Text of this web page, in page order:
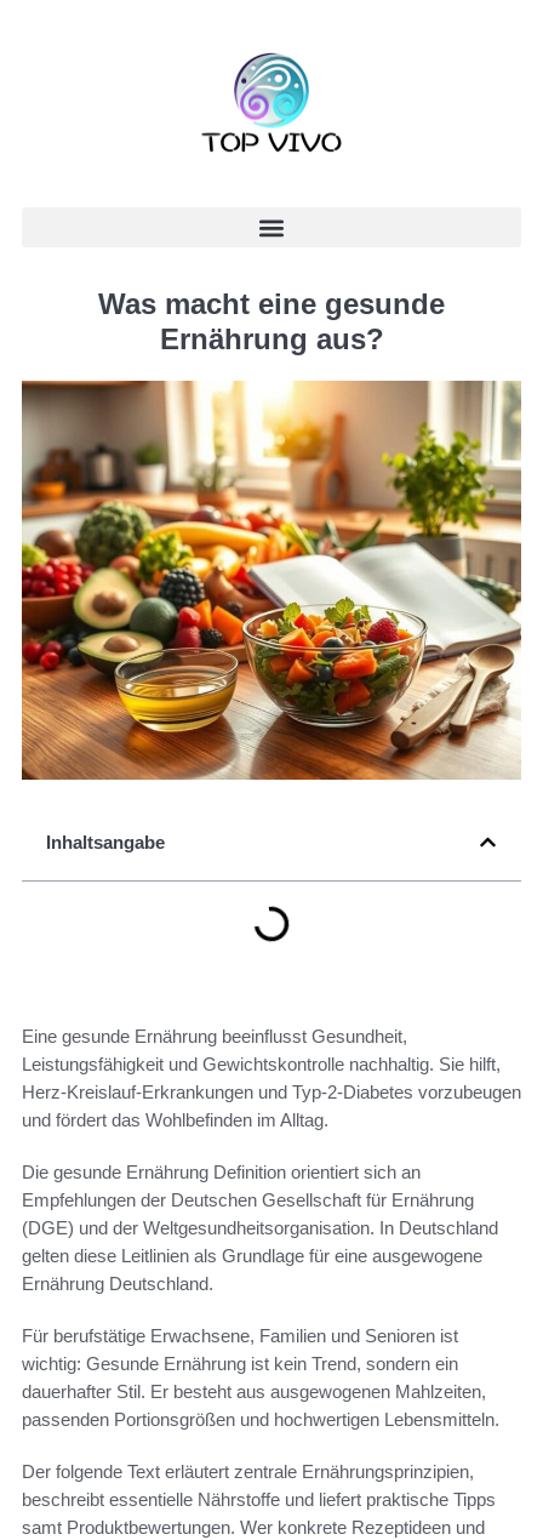
Was macht eine gesunde
Ernährung aus?
Inhaltsangabe
Eine gesunde Ernährung beeinflusst Gesundheit,
Leistungsfähigkeit und Gewichtskontrolle nachhaltig. Sie hilft,
Herz-Kreislauf-Erkrankungen und Typ-2-Diabetes vorzubeugen
und fördert das Wohlbefinden im Alltag.
Die gesunde Ernährung Definition orientiert sich an
Empfehlungen der Deutschen Gesellschaft für Ernährung
(DGE) und der Weltgesundheitsorganisation. In Deutschland
gelten diese Leitlinien als Grundlage für eine ausgewogene
Ernährung Deutschland.
Für berufstätige Erwachsene, Familien und Senioren ist
wichtig: Gesunde Ernährung ist kein Trend, sondern ein
dauerhafter Stil. Er besteht aus ausgewogenen Mahlzeiten,
passenden Portionsgrößen und hochwertigen Lebensmitteln.
Der folgende Text erläutert zentrale Ernährungsprinzipien,
beschreibt essentielle Nährstoffe und liefert praktische Tipps
samt Produktbewertungen. Wer konkrete Rezeptideen und